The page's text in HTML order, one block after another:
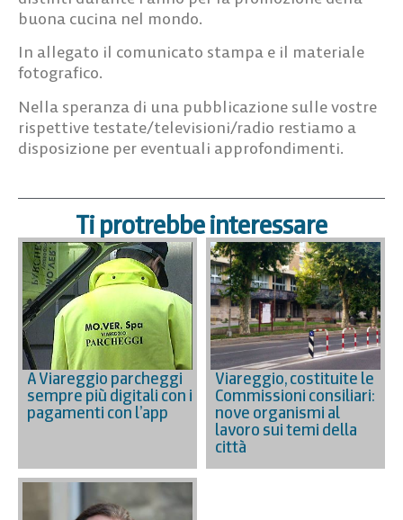
buona cucina nel mondo.
In allegato il comunicato stampa e il materiale
fotografico.
Nella speranza di una pubblicazione sulle vostre
rispettive testate/televisioni/radio restiamo a
disposizione per eventuali approfondimenti.
Ti protrebbe interessare
A Viareggio parcheggi
sempre più digitali con i
pagamenti con l’app
Viareggio, costituite le
Commissioni consiliari:
nove organismi al
lavoro sui temi della
città